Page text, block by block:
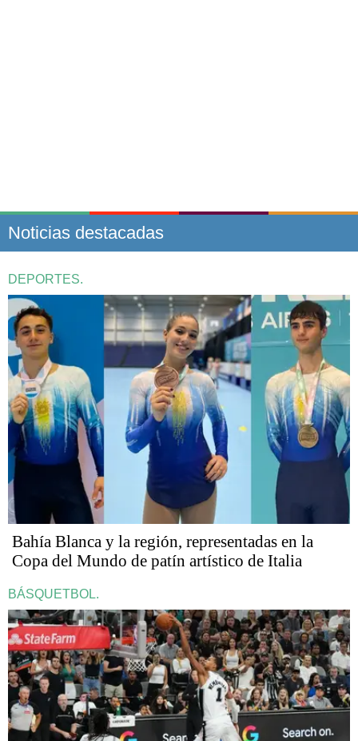
Noticias destacadas
DEPORTES.
Bahía Blanca y la región, representadas en la
Copa del Mundo de patín artístico de Italia
BÁSQUETBOL.